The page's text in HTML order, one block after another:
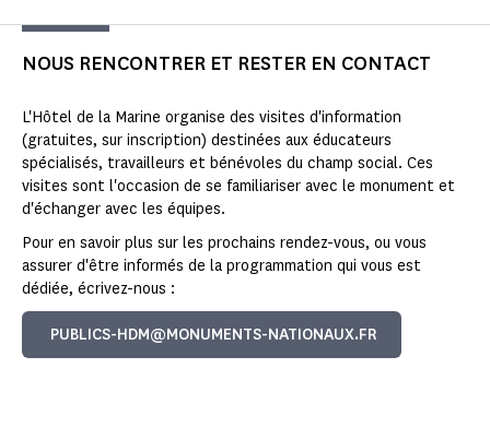
NOUS RENCONTRER ET RESTER EN CONTACT
L'Hôtel de la Marine organise des visites d'information
(gratuites, sur inscription) destinées aux éducateurs
spécialisés, travailleurs et bénévoles du champ social. Ces
visites sont l'occasion de se familiariser avec le monument et
d'échanger avec les équipes.
Pour en savoir plus sur les prochains rendez-vous, ou vous
assurer d'être informés de la programmation qui vous est
dédiée, écrivez-nous :
PUBLICS-HDM@MONUMENTS-NATIONAUX.FR